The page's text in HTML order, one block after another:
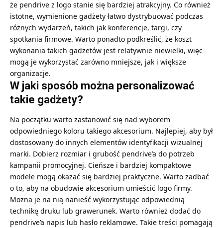
że pendrive z logo stanie się bardziej atrakcyjny. Co również
istotne, wymienione gadżety łatwo dystrybuować podczas
różnych wydarzeń, takich jak konferencje, targi, czy
spotkania firmowe. Warto ponadto podkreślić, że koszt
wykonania takich gadżetów jest relatywnie niewielki, więc
mogą je wykorzystać zarówno mniejsze, jak i większe
organizacje.
W jaki sposób można personalizować
takie gadżety?
Na początku warto zastanowić się nad wyborem
odpowiedniego koloru takiego akcesorium. Najlepiej, aby był
dostosowany do innych elementów identyfikacji wizualnej
marki. Dobierz rozmiar i grubość pendrive’a do potrzeb
kampanii promocyjnej. Cieńsze i bardziej kompaktowe
modele mogą okazać się bardziej praktyczne. Warto zadbać
o to, aby na obudowie akcesorium umieścić logo firmy.
Można je na nią nanieść wykorzystując odpowiednią
technikę druku lub grawerunek. Warto również dodać do
pendrive’a napis lub hasło reklamowe. Takie treści pomagają